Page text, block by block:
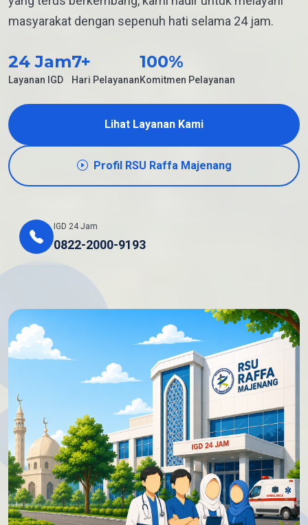
masyarakat dengan sepenuh hati selama 24 jam.
24 Jam
Layanan IGD
7+
Hari Pelayanan
100%
Komitmen Pelayanan
Lihat Layanan Kami
Profil RSU Raffa Majenang
IGD 24 Jam
0822-2000-9193